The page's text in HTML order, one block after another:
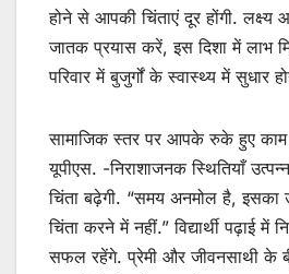
होने से आपकी चिंताएं दूर होंगी. लक्ष्य
जातक प्रयास करें, इस दिशा में लाभ
परिवार में बुजुर्गों के स्वास्थ्य में सुधार
सामाजिक स्तर पर आपके रुके हुए काम
यूपीएस. -निराशाजनक स्थितियाँ
चिंता बढ़ेगी. “समय अनमोल है, इसका
चिंता करने में नहीं.” विद्यार्थी पढ़ाई में
सफल रहेंगे. प्रेमी और जीवनसाथी के